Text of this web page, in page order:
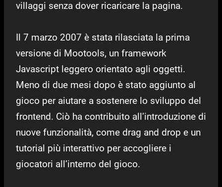
villaggi senza dover ricaricare la pagina.
Il 7 marzo 2007 è stata rilasciata la prima
versione di Mootools, un framework
Javascript leggero orientato agli oggetti.
Meno di due mesi dopo è stato aggiunto al
gioco per aiutare a sostenere lo sviluppo del
frontend. Ciò ha contribuito all’introduzione di
nuove funzionalità, come drag and drop e un
tutorial più interattivo per accogliere i
giocatori all’interno del gioco.